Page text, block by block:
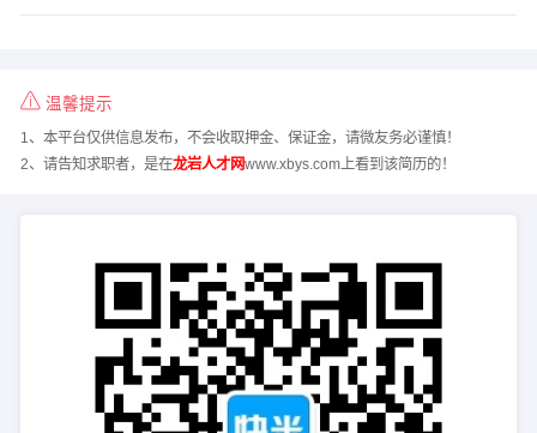
温馨提示
1、本平台仅供信息发布，不会收取押金、保证金，请微友务必谨慎！
2、请告知求职者，是在龙岩人才网www.xbys.com上看到该简历的！